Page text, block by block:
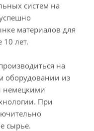
систем на
материалов для
10 лет.
на
оборудовании из
немецкими
При
сырье.